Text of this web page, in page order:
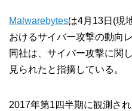
Malwarebytesは4月13日(現
おけるサイバー攻撃の動向
同社は、サイバー攻撃に関
見られたと指摘している。
2017年第1四半期に観測さ